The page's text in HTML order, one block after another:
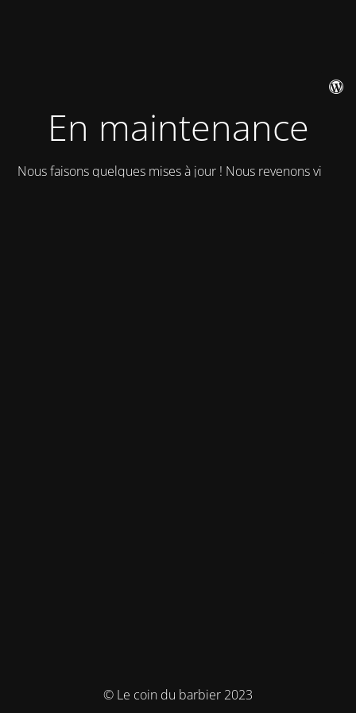
En maintenance
Nous faisons quelques mises à jour ! Nous revenons vite !
© Le coin du barbier 2023